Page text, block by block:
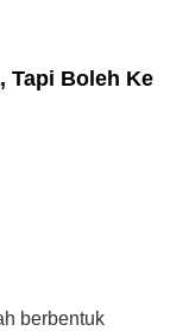
Tapi Boleh Ke
berbentuk